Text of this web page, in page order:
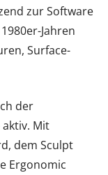
zur Software
Jahren
Surface-
der
Mit
dem Sculpt
Ergonomic